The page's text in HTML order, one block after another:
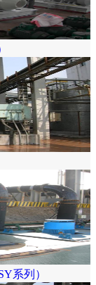
系列）